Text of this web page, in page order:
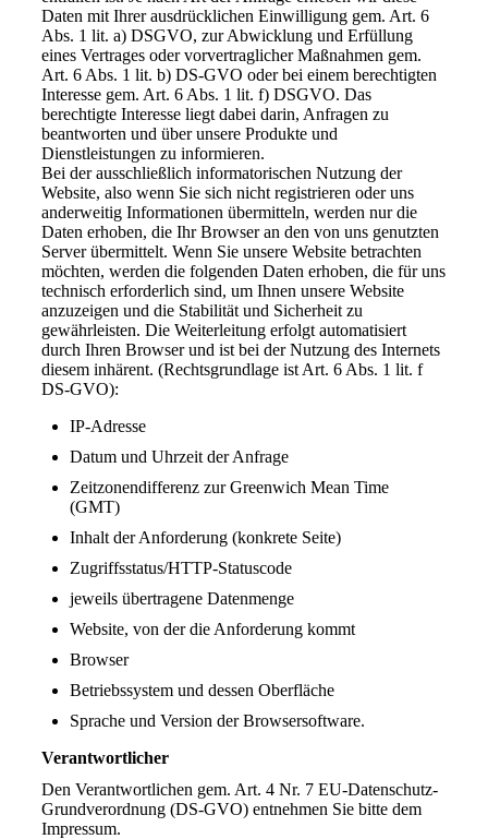
Daten mit Ihrer ausdrücklichen Einwilligung gem. Art. 6
Abs. 1 lit. a) DSGVO, zur Abwicklung und Erfüllung
eines Vertrages oder vorvertraglicher Maßnahmen gem.
Art. 6 Abs. 1 lit. b) DS-GVO oder bei einem berechtigten
Interesse gem. Art. 6 Abs. 1 lit. f) DSGVO. Das
berechtigte Interesse liegt dabei darin, Anfragen zu
beantworten und über unsere Produkte und
Dienstleistungen zu informieren.
Bei der ausschließlich informatorischen Nutzung der
Website, also wenn Sie sich nicht registrieren oder uns
anderweitig Informationen übermitteln, werden nur die
Daten erhoben, die Ihr Browser an den von uns genutzten
Server übermittelt. Wenn Sie unsere Website betrachten
möchten, werden die folgenden Daten erhoben, die für uns
technisch erforderlich sind, um Ihnen unsere Website
anzuzeigen und die Stabilität und Sicherheit zu
gewährleisten. Die Weiterleitung erfolgt automatisiert
durch Ihren Browser und ist bei der Nutzung des Internets
diesem inhärent. (Rechtsgrundlage ist Art. 6 Abs. 1 lit. f
DS-GVO):
IP-Adresse
Datum und Uhrzeit der Anfrage
Zeitzonendifferenz zur Greenwich Mean Time
(GMT)
Inhalt der Anforderung (konkrete Seite)
Zugriffsstatus/HTTP-Statuscode
jeweils übertragene Datenmenge
Website, von der die Anforderung kommt
Browser
Betriebssystem und dessen Oberfläche
Sprache und Version der Browsersoftware.
Verantwortlicher
Den Verantwortlichen gem. Art. 4 Nr. 7 EU-Datenschutz-
Grundverordnung (DS-GVO) entnehmen Sie bitte dem
Impressum.